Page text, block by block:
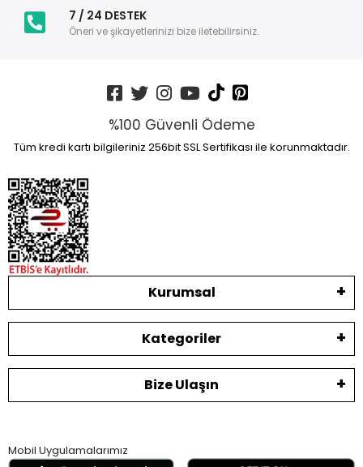
7 / 24 DESTEK
Öneri ve şikayetlerinizi bize iletebilirsiniz.
%100 Güvenli Ödeme
Tüm kredi kartı bilgileriniz 256bit SSL Sertifikası ile korunmaktadır.
Kurumsal
Kategoriler
Bize Ulaşın
Mobil Uygulamalarımız